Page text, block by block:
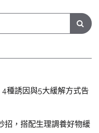
種誘因與5大緩解方式告
招，搭配生理調養好物緩